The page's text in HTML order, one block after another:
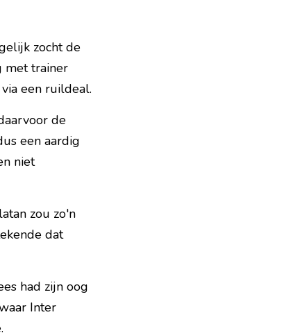
zocht de
met trainer
een ruildeal.
de
een aardig
niet
zou zo'n
dat
had zijn oog
Inter